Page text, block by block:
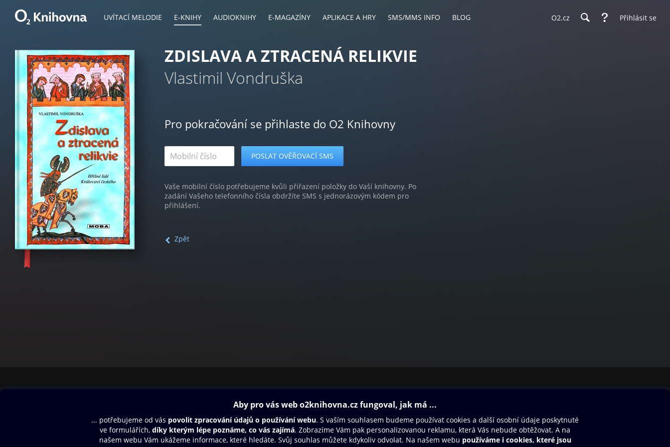
UVÍTACÍ MELODIE E-KNIHY AUDIOKNIHY E-MAGAZÍNY APLIKACE A HRY SMS/MMS INFO BLOG O2.cz Přihlásit se
ZDISLAVA A ZTRACENÁ RELIKVIE
Vlastimil Vondruška
Pro pokračování se přihlaste do O2 Knihovny
Vaše mobilní číslo potřebujeme kvůli přiřazení položky do Vaší knihovny. Po
zadání Vašeho telefonního čísla obdržíte SMS s jednorázovým kódem pro
přihlášení.
Zpět
Aplikace a hry
SMS/MMS Info
Blog
Dárkový poukaz
Nápověda
Oneplay Originály
Sport